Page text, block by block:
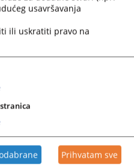
usavršavanja
ili uskratiti pravo na
Prihvatam sve